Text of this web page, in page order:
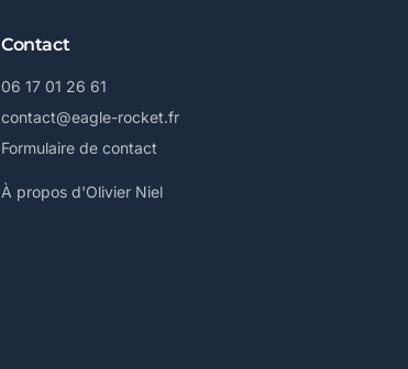
Contact
06 17 01 26 61
contact@eagle-rocket.fr
Formulaire de contact
À propos d'Olivier Niel